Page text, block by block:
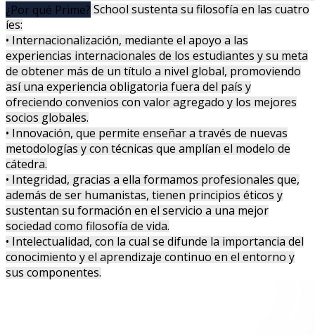
¿Por qué Prime?
PRIME Business School sustenta su filosofía en las cuatro
íes:
• Internacionalización, mediante el apoyo a las
experiencias internacionales de los estudiantes y su meta
de obtener más de un título a nivel global, promoviendo
así una experiencia obligatoria fuera del país y
ofreciendo convenios con valor agregado y los mejores
socios globales.
• Innovación, que permite enseñar a través de nuevas
metodologías y con técnicas que amplían el modelo de
cátedra.
• Integridad, gracias a ella formamos profesionales que,
además de ser humanistas, tienen principios éticos y
sustentan su formación en el servicio a una mejor
sociedad como filosofía de vida.
• Intelectualidad, con la cual se difunde la importancia del
conocimiento y el aprendizaje continuo en el entorno y
sus componentes.